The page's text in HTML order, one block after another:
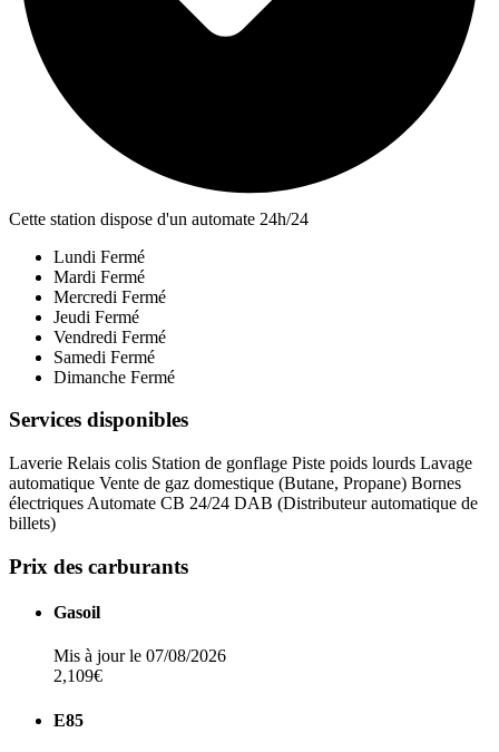
Cette station dispose d'un automate 24h/24
Lundi Fermé
Mardi Fermé
Mercredi Fermé
Jeudi Fermé
Vendredi Fermé
Samedi Fermé
Dimanche Fermé
Services disponibles
Laverie Relais colis Station de gonflage Piste poids lourds Lavage
automatique Vente de gaz domestique (Butane, Propane) Bornes
électriques Automate CB 24/24 DAB (Distributeur automatique de
billets)
Prix des carburants
Gasoil
Mis à jour le 07/08/2026
2,109€
E85